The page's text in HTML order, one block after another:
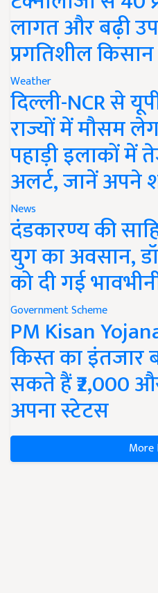
लागत और बढ़ी
प्रगतिशील
Weather
दिल्ली-NCR से
राज्यों में मौसम
पहाड़ी इलाकों में
अलर्ट, जानें अपने
News
दंडकारण्य की
युग का अवसान,
को दी गई
Government Scheme
PM Kisan
किस्त का इंतजार
सकते हैं ₹2,000
अपना स्टेटस
More